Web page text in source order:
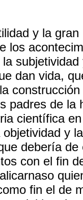
y la
los
dan vida,
padres de la
científica
y
debería
con el fin
fin el de